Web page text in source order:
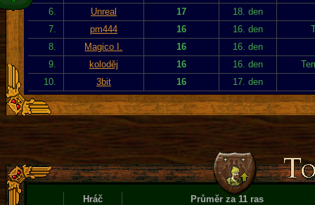
6.
Unreal 17
18. den
7.
pm444 16 16. den
8.
Magico I. 16
16. den
9.
koloděj 16 16. den
10.
3bit 16 17. den
Hráč Průměr za 11 ras